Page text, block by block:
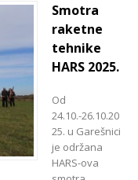
Smotra
raketne
tehnike
HARS 2025.
Od
24.10.-26.10.20
25. u Garešnici
je održana
HARS-ova